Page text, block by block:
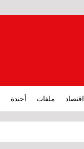
اقتصاد ملفات أجندة